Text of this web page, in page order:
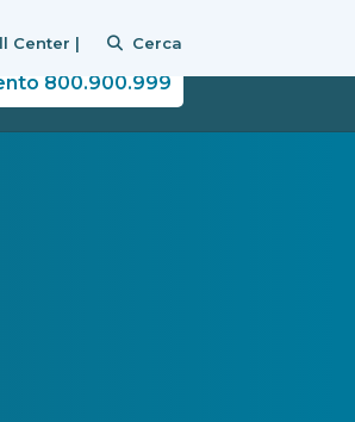
Center | Cerca
800.900.999